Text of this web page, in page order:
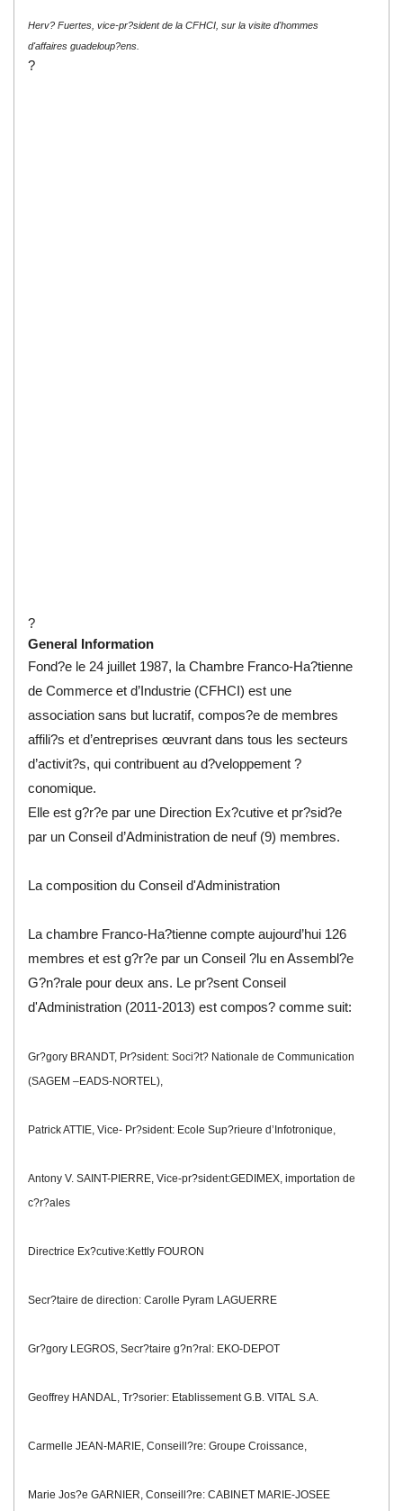
Herv? Fuertes, vice-pr?sident de la CFHCI, sur la visite d'hommes
d'affaires guadeloup?ens.
?
?
General Information
Fond?e le 24 juillet 1987, la Chambre Franco-Ha?tienne
de Commerce et d’Industrie (CFHCI) est une
association sans but lucratif, compos?e de membres
affili?s et d’entreprises œuvrant dans tous les secteurs
d’activit?s, qui contribuent au d?veloppement ?
conomique.
Elle est g?r?e par une Direction Ex?cutive et pr?sid?e
par un Conseil d’Administration de neuf (9) membres.
La composition du Conseil d'Administration
La chambre Franco-Ha?tienne compte aujourd’hui 126
membres et est g?r?e par un Conseil ?lu en Assembl?e
G?n?rale pour deux ans. Le pr?sent Conseil
d'Administration (2011-2013) est compos? comme suit:
Gr?gory BRANDT, Pr?sident: Soci?t? Nationale de Communication
(SAGEM –EADS-NORTEL),
Patrick ATTIE, Vice- Pr?sident: Ecole Sup?rieure d’Infotronique,
Antony V. SAINT-PIERRE, Vice-pr?sident:GEDIMEX, importation de
c?r?ales
Directrice Ex?cutive:Kettly FOURON
Secr?taire de direction: Carolle Pyram LAGUERRE
Gr?gory LEGROS, Secr?taire g?n?ral: EKO-DEPOT
Geoffrey HANDAL, Tr?sorier: Etablissement G.B. VITAL S.A.
Carmelle JEAN-MARIE, Conseill?re: Groupe Croissance,
Marie Jos?e GARNIER, Conseill?re: CABINET MARIE-JOSEE